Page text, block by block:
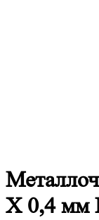
X 0,4 мм